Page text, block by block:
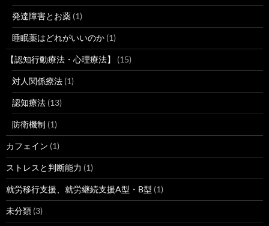
発達障害とお薬 (1)
睡眠薬はどれがいいのか (1)
【認知行動療法・心理療法】 (15)
対人関係療法 (1)
認知療法 (13)
防衛機制 (1)
カフェイン (1)
ストレスと判断能力 (1)
就労移行支援、就労継続支援A型・B型 (1)
未分類 (3)